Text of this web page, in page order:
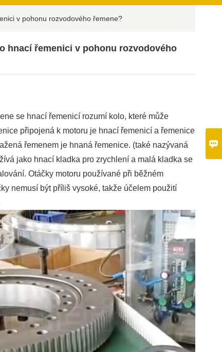

v pohonu rozvodového řemene?
hnací řemenici v pohonu rozvodového
se hnací řemenicí rozumí kolo, které může
připojená k motoru je hnací řemenicí a řemenice
řemenem je hnaná řemenice. (také nazývaná
jako hnací kladka pro zrychlení a malá kladka se
Otáčky motoru používané při běžném
nemusí být příliš vysoké, takže účelem použití